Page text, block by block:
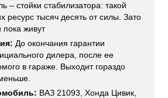
– стойки стабилизатора: такой
ресурс тысяч десять от силы. Зато
пока живут
До окончания гарантии
дилера, после ее
в гараже. Выходит гораздо
ВАЗ 21093, Хонда Цивик,